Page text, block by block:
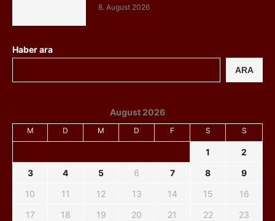
8. August 2026
Haber ara
ARA
August 2026
M D M D F S S
1
2
3
4 5 6 7 8
9
10
11 12 13 14 15
16
17
18 19 20 21 22
23